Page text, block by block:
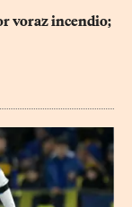
voraz incendio;